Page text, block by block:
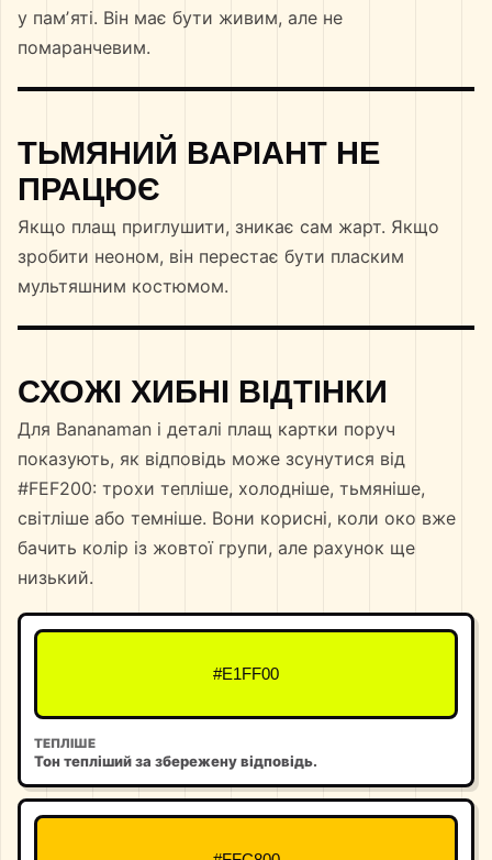
у памʼяті. Він має бути живим, але не
помаранчевим.
ТЬМЯНИЙ ВАРІАНТ НЕ
ПРАЦЮЄ
Якщо плащ приглушити, зникає сам жарт. Якщо
зробити неоном, він перестає бути пласким
мультяшним костюмом.
СХОЖІ ХИБНІ ВІДТІНКИ
Для Bananaman і деталі плащ картки поруч
показують, як відповідь може зсунутися від
#FEF200: трохи тепліше, холодніше, тьмяніше,
світліше або темніше. Вони корисні, коли око вже
бачить колір із жовтої групи, але рахунок ще
низький.
#E1FF00
ТЕПЛІШЕ
Тон тепліший за збережену відповідь.